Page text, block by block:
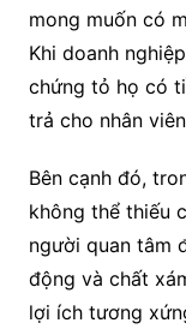
mong muốn có
Khi doanh
chứng tỏ họ có
trả cho nhân
Bên cạnh đó,
không thể thiếu
người quan tâm
động và chất
lợi ích tương